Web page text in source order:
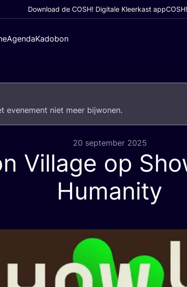
Download de COSH! Digitale Kleerkast app
AgendaKadobon
eve­ne­ment niet meer bijwonen.
20 september 2025
Village op
Humanity